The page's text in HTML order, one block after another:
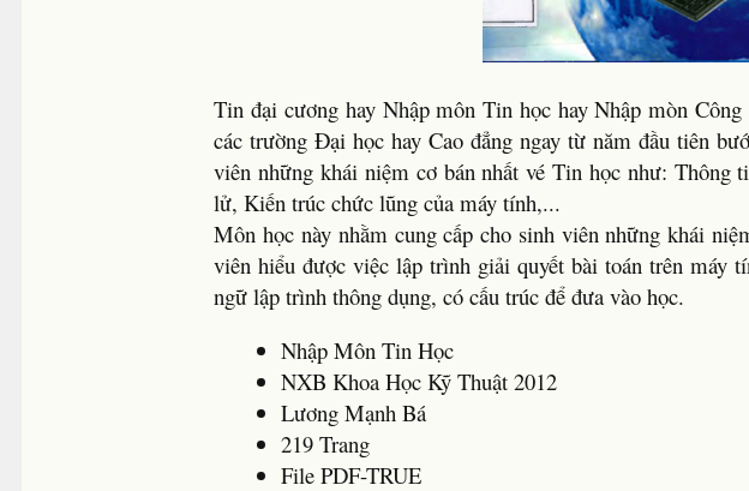
Tin đại cương hay Nhập môn Tin học hay Nhập mòn
các trường Đại học hay Cao đẳng ngay từ năm đầu tiên
viên những khái niệm cơ bán nhất vé Tin học như:
lử, Kiến trúc chức lũng của máy tính,...
Môn học này nhằm cung cấp cho sinh viên những khái
viên hiểu được việc lập trình giải quyết bài toán trên máy
ngữ lập trình thông dụng, có cấu trúc để đưa vào học.
Nhập Môn Tin Học
NXB Khoa Học Kỹ Thuật 2012
Lương Mạnh Bá
219 Trang
File PDF-TRUE